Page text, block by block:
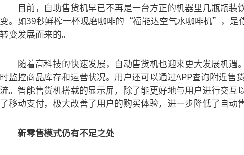
目前，自助售货机早已不再是一台方正的机器里几瓶瓶
变。如39秒鲜榨一杯现磨咖啡的“福能达空气水咖啡机”，是
转变发展而来的。
随着高科技的快速发展，自动售货机也迎来更大发展机
时监控商品库存和运营状况。用户还可以通过APP查询附近售
流。智能售货机搭载的显示屏，除了能更好地与用户进行交
了移动支付，极大改善了用户的购买体验，进一步降低了自动
新零售模式仍有不足之处